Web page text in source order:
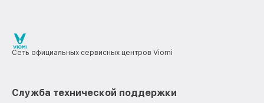
Сеть официальных сервисных центров Viomi
Служба технической поддержки